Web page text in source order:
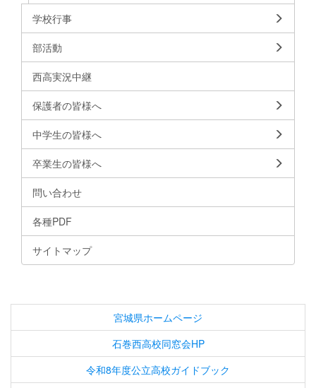
学校行事
部活動
西高実況中継
保護者の皆様へ
中学生の皆様へ
卒業生の皆様へ
問い合わせ
各種PDF
サイトマップ
宮城県ホームページ
石巻西高校同窓会HP
令和8年度公立高校ガイドブック